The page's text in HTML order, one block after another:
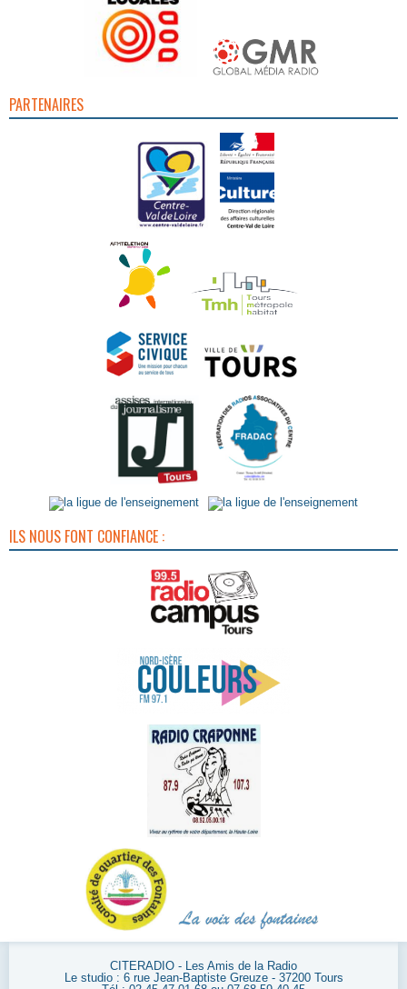
PARTENAIRES
ILS NOUS FONT CONFIANCE :
CITERADIO - Les Amis de la Radio
Le studio : 6 rue Jean-Baptiste Greuze - 37200 Tours